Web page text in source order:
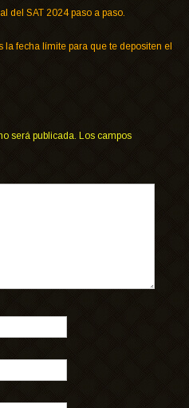
del SAT 2024 paso a paso.
la fecha límite para que te depositen el
será publicada. Los campos